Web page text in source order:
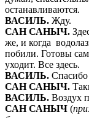
останавливаются.
ВАСИЛЬ. Жду.
САН САНЫЧ.
же, и когда
побили. Готовы
уходит. Все здесь.
ВАСИЛЬ. Спасибо
САН САНЫЧ.
ВАСИЛЬ. Воздух
САН САНЫЧ (